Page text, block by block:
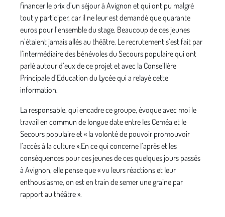
financer le prix d’un séjour à Avignon et qui ont pu malgré
tout y participer, car il ne leur est demandé que quarante
euros pour l’ensemble du stage. Beaucoup de ces jeunes
n’étaient jamais allés au théâtre. Le recrutement s’est fait par
l’intermédiaire des bénévoles du Secours populaire qui ont
parlé autour d’eux de ce projet et avec la Conseillère
Principale d’Education du Lycée qui a relayé cette
information.
La responsable, qui encadre ce groupe, évoque avec moi le
travail en commun de longue date entre les Ceméa et le
Secours populaire et « la volonté de pouvoir promouvoir
l’accès à la culture ».En ce qui concerne l’après et les
conséquences pour ces jeunes de ces quelques jours passés
à Avignon, elle pense que « vu leurs réactions et leur
enthousiasme, on est en train de semer une graine par
rapport au théâtre ».